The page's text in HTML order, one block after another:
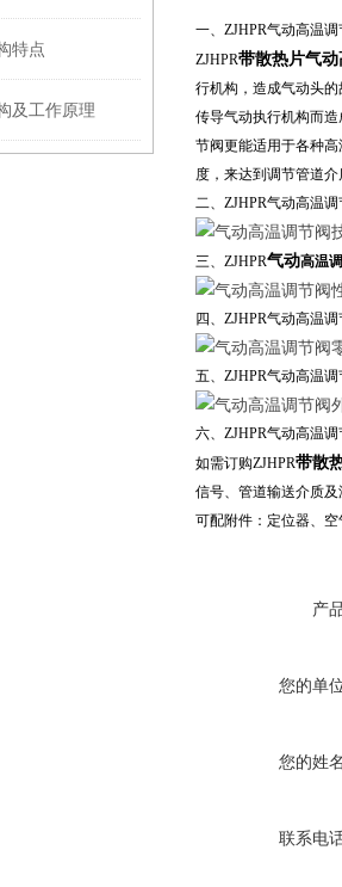
特点
及工作原理
一、ZJHPR气动高温调
ZJHPR带散热片气
行机构，造成气动头
传导气动执行机构而
节阀更能适用于各种
度，来达到调节管道
二、ZJHPR气动高温调
三、ZJHPR气动高温
四、ZJHPR气动高温调
五、ZJHPR气动高温调
六、ZJHPR气动高温调
如需订购ZJHPR带散
信号、管道输送介质及
可配附件：定位器、
产
您的单
您的姓
联系电